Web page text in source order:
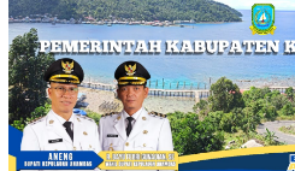
Loncat
ke
konten